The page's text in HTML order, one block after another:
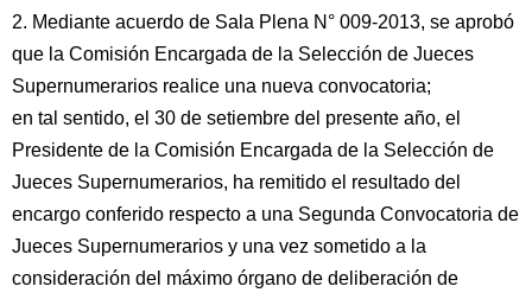
2. Mediante acuerdo de Sala Plena N° 009-2013, se aprobó
que la Comisión Encargada de la Selección de Jueces
Supernumerarios realice una nueva convocatoria;
en tal sentido, el 30 de setiembre del presente año, el
Presidente de la Comisión Encargada de la Selección de
Jueces Supernumerarios, ha remitido el resultado del
encargo conferido respecto a una Segunda Convocatoria de
Jueces Supernumerarios y una vez sometido a la
consideración del máximo órgano de deliberación de